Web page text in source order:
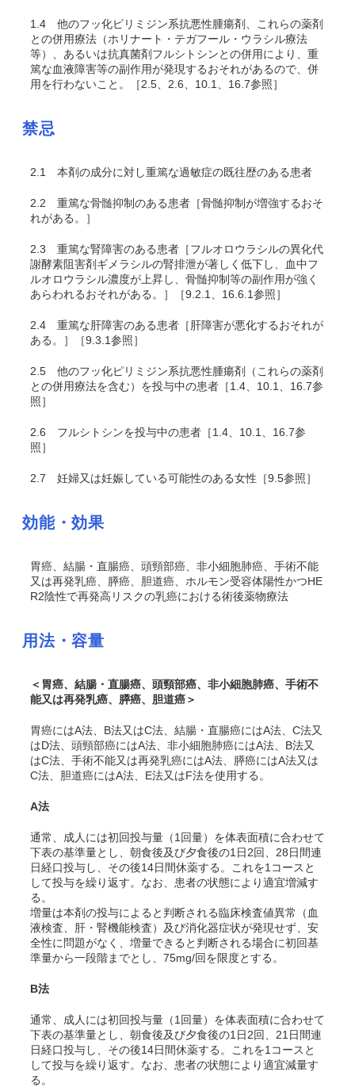
1.4 他のフッ化ピリミジン系抗悪性腫瘍剤、これらの薬剤
との併用療法（ホリナート・テガフール・ウラシル療法
等）、あるいは抗真菌剤フルシトシンとの併用により、重
篤な血液障害等の副作用が発現するおそれがあるので、併
用を行わないこと。［2.5、2.6、10.1、16.7参照］
禁忌
2.1 本剤の成分に対し重篤な過敏症の既往歴のある患者
2.2 重篤な骨髄抑制のある患者［骨髄抑制が増強するおそ
れがある。］
2.3 重篤な腎障害のある患者［フルオロウラシルの異化代
謝酵素阻害剤ギメラシルの腎排泄が著しく低下し、血中フ
ルオロウラシル濃度が上昇し、骨髄抑制等の副作用が強く
あらわれるおそれがある。］［9.2.1、16.6.1参照］
2.4 重篤な肝障害のある患者［肝障害が悪化するおそれが
ある。］［9.3.1参照］
2.5 他のフッ化ピリミジン系抗悪性腫瘍剤（これらの薬剤
との併用療法を含む）を投与中の患者［1.4、10.1、16.7参
照］
2.6 フルシトシンを投与中の患者［1.4、10.1、16.7参
照］
2.7 妊婦又は妊娠している可能性のある女性［9.5参照］
効能・効果
胃癌、結腸・直腸癌、頭頸部癌、非小細胞肺癌、手術不能
又は再発乳癌、膵癌、胆道癌、ホルモン受容体陽性かつHE
R2陰性で再発高リスクの乳癌における術後薬物療法
用法・容量
＜胃癌、結腸・直腸癌、頭頸部癌、非小細胞肺癌、手術不
能又は再発乳癌、膵癌、胆道癌＞
胃癌にはA法、B法又はC法、結腸・直腸癌にはA法、C法又
はD法、頭頸部癌にはA法、非小細胞肺癌にはA法、B法又
はC法、手術不能又は再発乳癌にはA法、膵癌にはA法又は
C法、胆道癌にはA法、E法又はF法を使用する。
A法
通常、成人には初回投与量（1回量）を体表面積に合わせて
下表の基準量とし、朝食後及び夕食後の1日2回、28日間連
日経口投与し、その後14日間休薬する。これを1コースと
して投与を繰り返す。なお、患者の状態により適宜増減す
る。
増量は本剤の投与によると判断される臨床検査値異常（血
液検査、肝・腎機能検査）及び消化器症状が発現せず、安
全性に問題がなく、増量できると判断される場合に初回基
準量から一段階までとし、75mg/回を限度とする。
B法
通常、成人には初回投与量（1回量）を体表面積に合わせて
下表の基準量とし、朝食後及び夕食後の1日2回、21日間連
日経口投与し、その後14日間休薬する。これを1コースと
して投与を繰り返す。なお、患者の状態により適宜減量す
る。